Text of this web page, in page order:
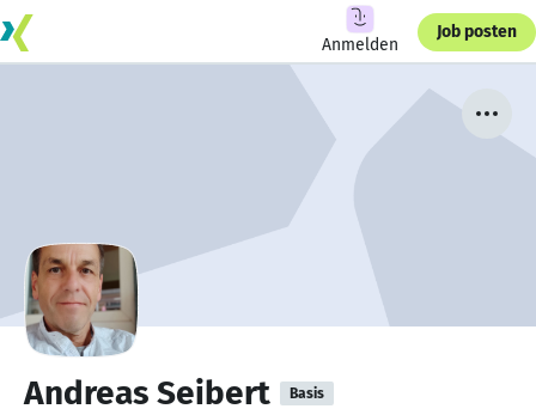
Anmelden
Job posten
Andreas Seibert Basis